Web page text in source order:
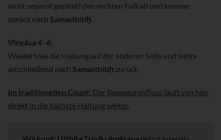
nicht separat gezählt) den rechten Fuß ab und komme
zurück nach Samasthitiḥ.
Vinyāsa 4–6:
Wiederhole die Haltung auf der anderen Seite und kehre
anschließend nach Samasthitiḥ zurück.
Im traditionellen Count: Der Bewegungsfluss läuft von hier
direkt in die nächste Haltung weiter.